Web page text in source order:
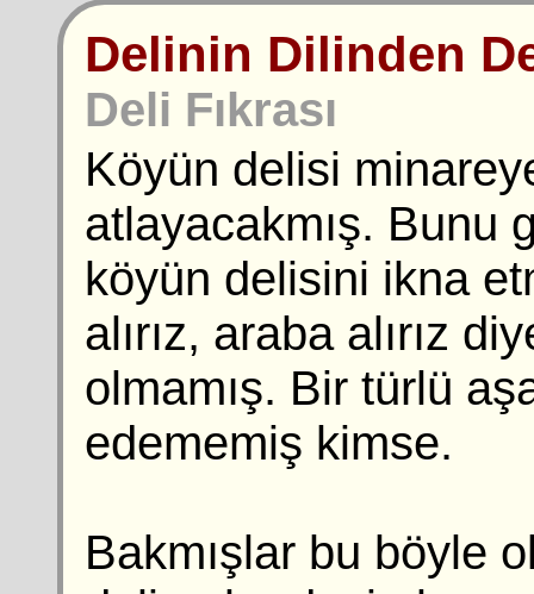
Delinin Dilinden
Deli Fıkrası
Köyün delisi
atlayacakmış. Bunu
köyün delisini ikna
alırız, araba alırız
olmamış. Bir türlü
edememiş kimse.
Bakmışlar bu böyle